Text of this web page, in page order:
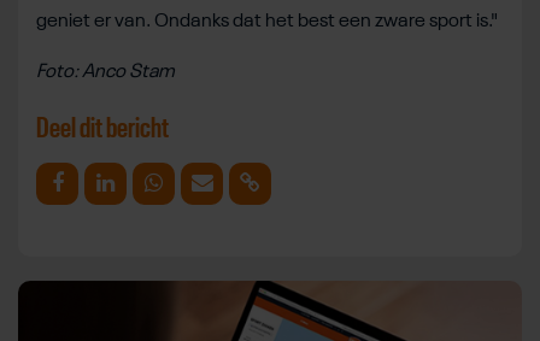
geniet er van. Ondanks dat het best een zware sport is."
Foto: Anco Stam
Deel dit bericht
Deel op Facebook
Deel op LinkedinDeel op Whatsapp
Mail link Kopieer link